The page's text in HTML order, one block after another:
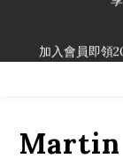
「一生弦命！」
Martin